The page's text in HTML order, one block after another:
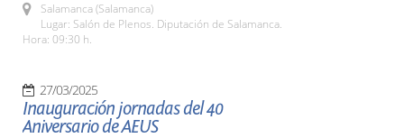
Salamanca (Salamanca)
Lugar: Salón de Plenos. Diputación de Salamanca.
Hora: 09:30 h.
27/03/2025
Inauguración jornadas del 40
Aniversario de AEUS